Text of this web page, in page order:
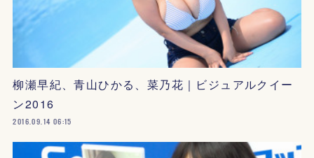
柳瀬早紀、青山ひかる、菜乃花｜ビジュアルクイー
ン2016
2016.09.14 06:15